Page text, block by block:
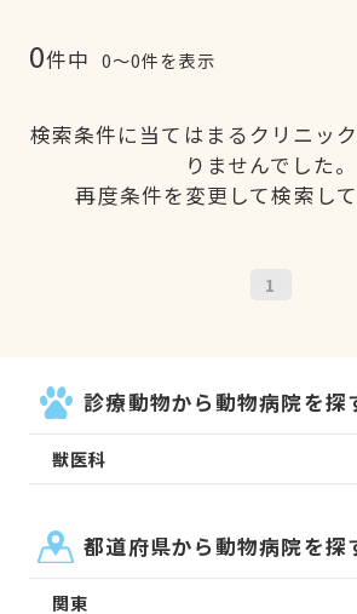
0件中 0〜0件を表示
検索条件に当てはまるクリニッ
りませんでした。
再度条件を変更して検索して
1
診療動物から動物病院を探
獣医科
都道府県から動物病院を探
関東